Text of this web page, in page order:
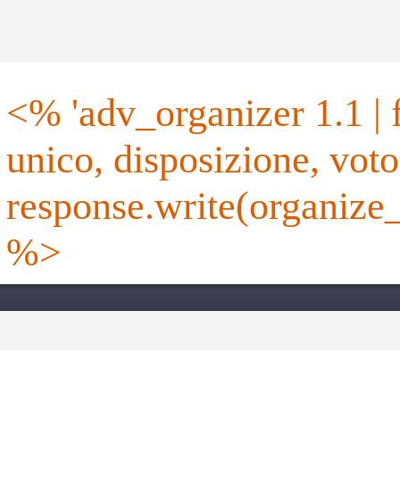
<% 'adv_organizer 1.1 | formato, categoria, base, altezza,
unico, disposizione,
%>